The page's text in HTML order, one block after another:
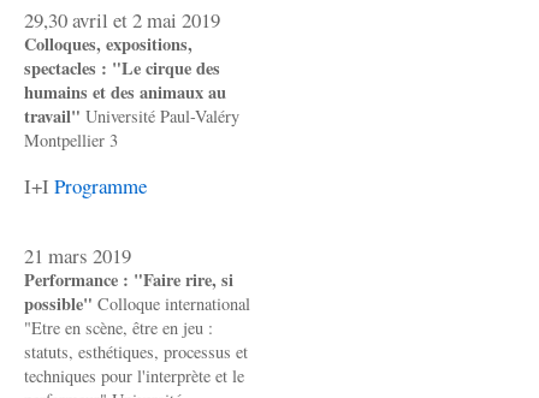
29,30 avril et 2 mai 2019
Colloques, expositions,
spectacles : "Le cirque des
humains et des animaux au
travail" Université Paul-Valéry
Montpellier 3
I+I Programme
21 mars 2019
Performance : "Faire rire, si
possible" Colloque international
"Etre en scène, être en jeu :
statuts, esthétiques, processus et
techniques pour l'interprète et le